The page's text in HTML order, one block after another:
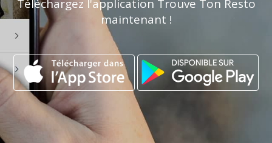
Téléchargez l'application Trouve Ton Resto
maintenant !